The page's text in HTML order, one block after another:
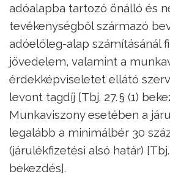
adóalapba tartozó önálló és
tevékenységből származó
adóelőleg-alap számításánál
jövedelem, valamint a
érdekképviseletet ellátó
levont tagdíj [Tbj. 27. § (1)
Munkaviszony esetében a
legalább a minimálbér 30
(járulékfizetési alsó határ) [Tbj.
bekezdés].